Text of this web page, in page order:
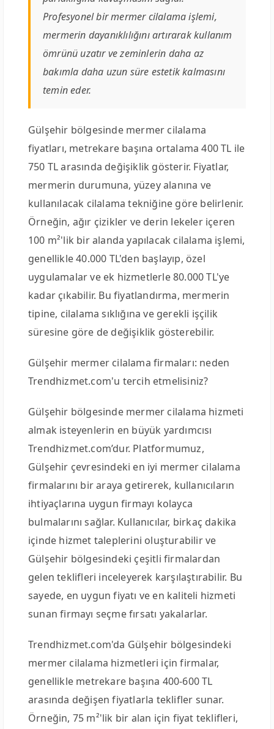
Profesyonel bir mermer cilalama işlemi,
mermerin dayanıklılığını artırarak kullanım
ömrünü uzatır ve zeminlerin daha az
bakımla daha uzun süre estetik kalmasını
temin eder.
Gülşehir bölgesinde mermer cilalama
fiyatları, metrekare başına ortalama 400 TL ile
750 TL arasında değişiklik gösterir. Fiyatlar,
mermerin durumuna, yüzey alanına ve
kullanılacak cilalama tekniğine göre belirlenir.
Örneğin, ağır çizikler ve derin lekeler içeren
100 m²'lik bir alanda yapılacak cilalama işlemi,
genellikle 40.000 TL'den başlayıp, özel
uygulamalar ve ek hizmetlerle 80.000 TL'ye
kadar çıkabilir. Bu fiyatlandırma, mermerin
tipine, cilalama sıklığına ve gerekli işçilik
süresine göre de değişiklik gösterebilir.
Gülşehir mermer cilalama firmaları: neden
Trendhizmet.com'u tercih etmelisiniz?
Gülşehir bölgesinde mermer cilalama hizmeti
almak isteyenlerin en büyük yardımcısı
Trendhizmet.com’dur. Platformumuz,
Gülşehir çevresindeki en iyi mermer cilalama
firmalarını bir araya getirerek, kullanıcıların
ihtiyaçlarına uygun firmayı kolayca
bulmalarını sağlar. Kullanıcılar, birkaç dakika
içinde hizmet taleplerini oluşturabilir ve
Gülşehir bölgesindeki çeşitli firmalardan
gelen teklifleri inceleyerek karşılaştırabilir. Bu
sayede, en uygun fiyatı ve en kaliteli hizmeti
sunan firmayı seçme fırsatı yakalarlar.
Trendhizmet.com'da Gülşehir bölgesindeki
mermer cilalama hizmetleri için firmalar,
genellikle metrekare başına 400-600 TL
arasında değişen fiyatlarla teklifler sunar.
Örneğin, 75 m²'lik bir alan için fiyat teklifleri,